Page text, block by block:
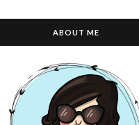
ABOUT ME